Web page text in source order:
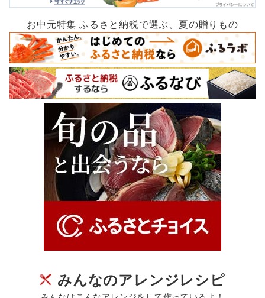
お中元特集 ふるさと納税で選ぶ、夏の贈りもの
みんなのアレンジレシピ